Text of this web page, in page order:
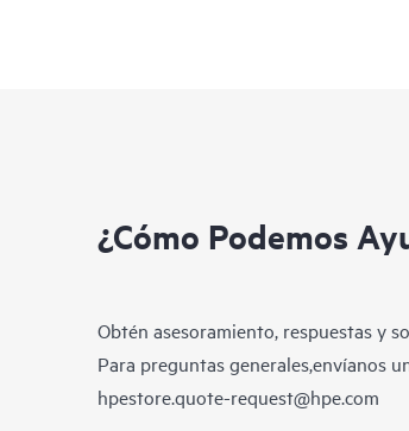
¿Cómo Podemos
Obtén asesoramiento, respuestas y
Para preguntas generales,envíanos
hpestore.quote-request@hpe.com